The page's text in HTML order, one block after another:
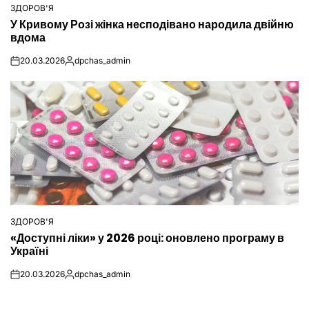
ОПУБЛІКУВАТИ
У
ЗДОРОВ'Я
У Кривому Розі жінка несподівано народила двійню
вдома
on20.03.2026Опубліковано
dpchas_admin
ОПУБЛІКУВАТИ
У
ЗДОРОВ'Я
«Доступні ліки» у 2026 році: оновлено програму в
Україні
on20.03.2026Опубліковано
dpchas_admin